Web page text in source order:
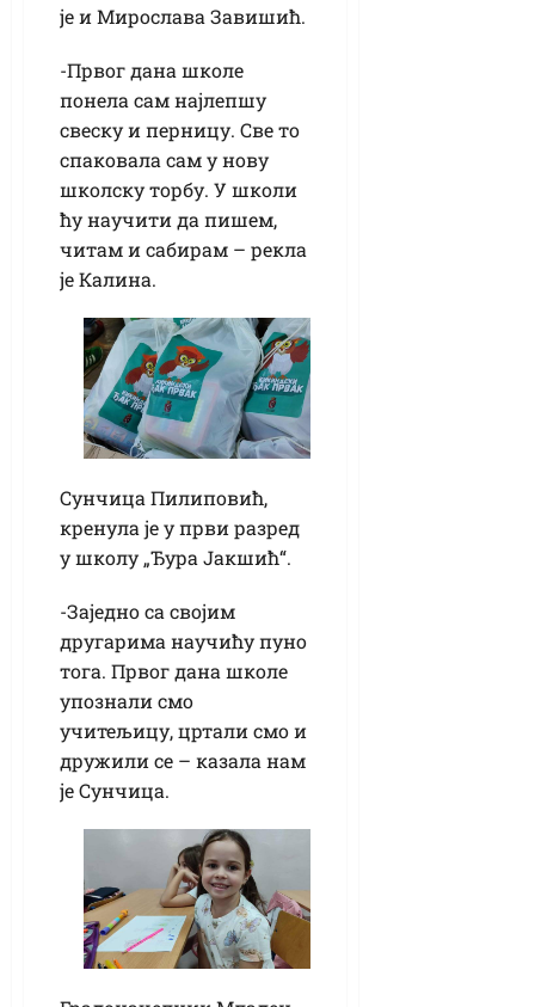
је и Мирослава Завишић.
-Првог дана школе
понела сам најлепшу
свеску и перницу. Све то
спаковала сам у нову
школску торбу. У школи
ћу научити да пишем,
читам и сабирам – рекла
је Калина.
Сунчица Пилиповић,
кренула је у први разред
у школу „Ђура Јакшић“.
-Заједно са својим
другарима научићу пуно
тога. Првог дана школе
упознали смо
учитељицу, цртали смо и
дружили се – казала нам
је Сунчица.